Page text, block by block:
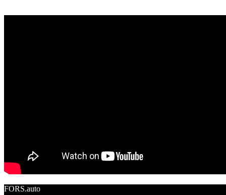
FORS.auto